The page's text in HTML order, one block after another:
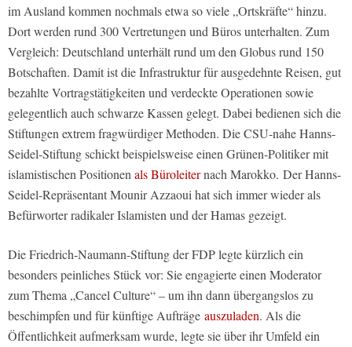
im Ausland kommen nochmals etwa so viele „Ortskräfte“ hinzu.
Dort werden rund 300 Vertretungen und Büros unterhalten. Zum
Vergleich: Deutschland unterhält rund um den Globus rund 150
Botschaften. Damit ist die Infrastruktur für ausgedehnte Reisen, gut
bezahlte Vortragstätigkeiten und verdeckte Operationen sowie
gelegentlich auch schwarze Kassen gelegt. Dabei bedienen sich die
Stiftungen extrem fragwürdiger Methoden. Die CSU-nahe Hanns-
Seidel-Stiftung schickt beispielsweise einen Grünen-Politiker mit
islamistischen Positionen als Büroleiternach Marokko. Der Hanns-
Seidel-Repräsentant Mounir Azzaoui hat sich immer wieder als
Befürworter radikaler Islamisten und der Hamas gezeigt.
Die Friedrich-Naumann-Stiftung der FDP legte kürzlich ein
besonders peinliches Stück vor: Sie engagierte einen Moderator
zum Thema „Cancel Culture“ – um ihn dann übergangslos zu
beschimpfen und für künftige Aufträge auszuladen. Als die
Öffentlichkeit aufmerksam wurde, legte sie über ihr Umfeld ein